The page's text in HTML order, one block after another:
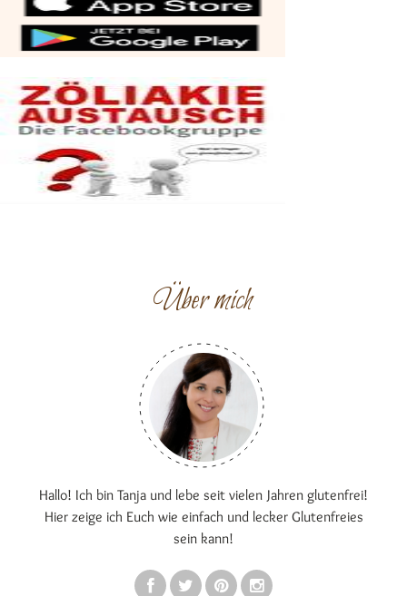
Über mich
Hallo! Ich bin Tanja und lebe seit vielen Jahren glutenfrei!
Hier zeige ich Euch wie einfach und lecker Glutenfreies
sein kann!